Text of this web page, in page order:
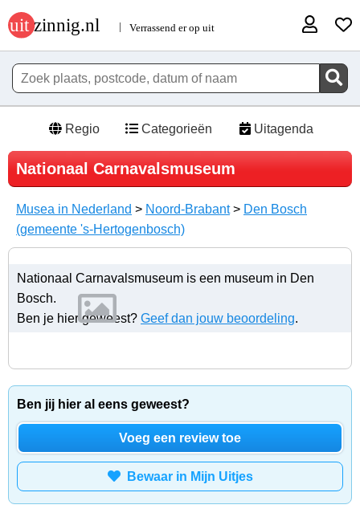
Regio Categorieën Uitagenda
Nationaal Carnavalsmuseum
Musea in Nederland > Noord-Brabant> Den Bosch
(gemeente 's-Hertogenbosch)
Nationaal Carnavalsmuseum is een museum in Den
Bosch.
Ben je hier geweest? Geef dan jouw beoordeling.
Ben jij hier al eens geweest?
Voeg een review toe
Bewaar in Mijn Uitjes